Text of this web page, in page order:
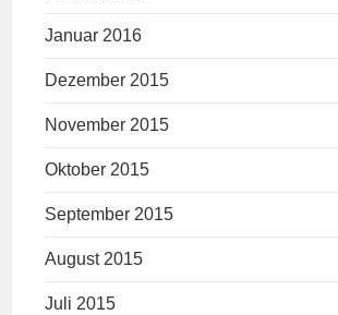
Januar 2016
Dezember 2015
November 2015
Oktober 2015
September 2015
August 2015
Juli 2015